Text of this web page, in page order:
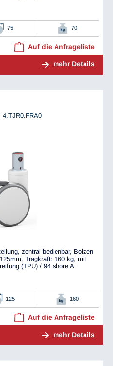
75 70
Auf die Anfrageliste
mehr Details
4.TJR0.FRA0
zentral bedienbar, Bolzen
Tragkraft: 160 kg, mit
(TPU) / 94 shore A
125 160
Auf die Anfrageliste
mehr Details